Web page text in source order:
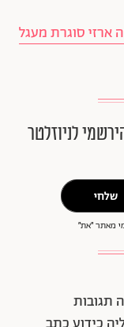
ארזי סוגרת מעגל
לניוזלטר
שלחי
מאתר ״את״
תגובות